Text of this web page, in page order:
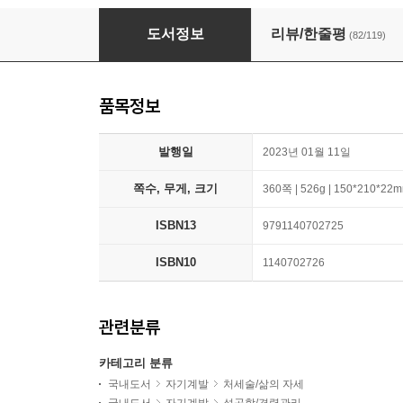
무조건 합격하는 암기의 기술
도서정보 리뷰/한줄평 (82/119)
품목정보
발행일 2023년 01월 11일
쪽수, 무게, 크기 360쪽 | 526g |
ISBN13 9791140702725
ISBN10 1140702726
관련분류
카테고리 분류
국내도서 자기계발
처세술/삶의 자세